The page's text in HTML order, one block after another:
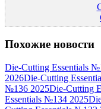
Похожие новости
Die-Cutting Essentials
2026Die-Cutting
№136 2025Die-Cutting
Essentials №134 2025